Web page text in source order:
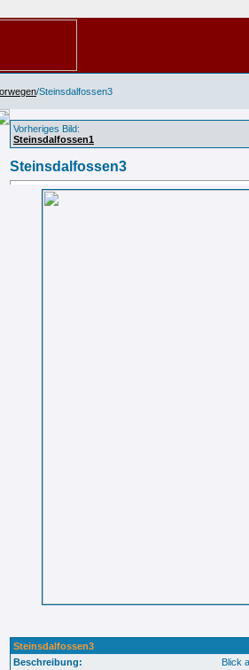
/Steinsdalfossen3
Vorheriges Bild:
Steinsdalfossen1
Steinsdalfossen3
Steinsdalfossen3
Beschreibung:
Blick